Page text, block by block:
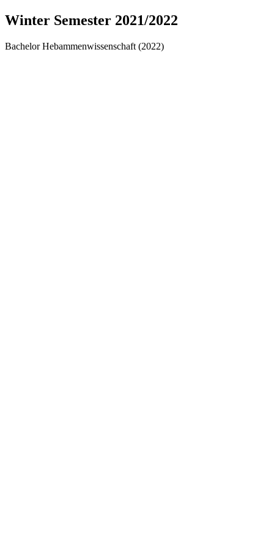
Winter Semester 2021/2022
Bachelor Hebammenwissenschaft (2022)